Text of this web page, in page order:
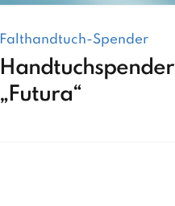
Falthandtuch-Spender
Handtuchspender
„Futura“